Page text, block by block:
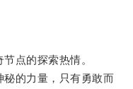
点的探索热情。
的力量，只有勇敢而